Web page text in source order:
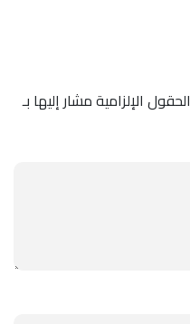
الحقول الإلزامية مشار إليها بـ